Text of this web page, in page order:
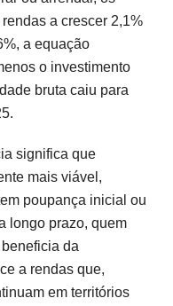
a crescer 2,1%
a equação
o investimento
bruta caiu para
significa que
mais viável,
poupança inicial ou
longo prazo, quem
da
a rendas que,
em territórios